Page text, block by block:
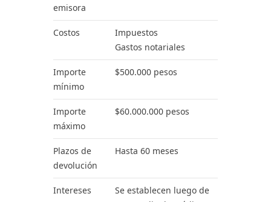
emisora
Costos
Impuestos
Gastos notariales
Importe
mínimo
$500.000 pesos
Importe
máximo
$60.000.000 pesos
Plazos de
devolución
Hasta 60 meses
Intereses
Se establecen luego de